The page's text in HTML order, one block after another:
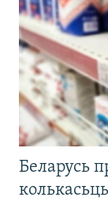
Беларусь